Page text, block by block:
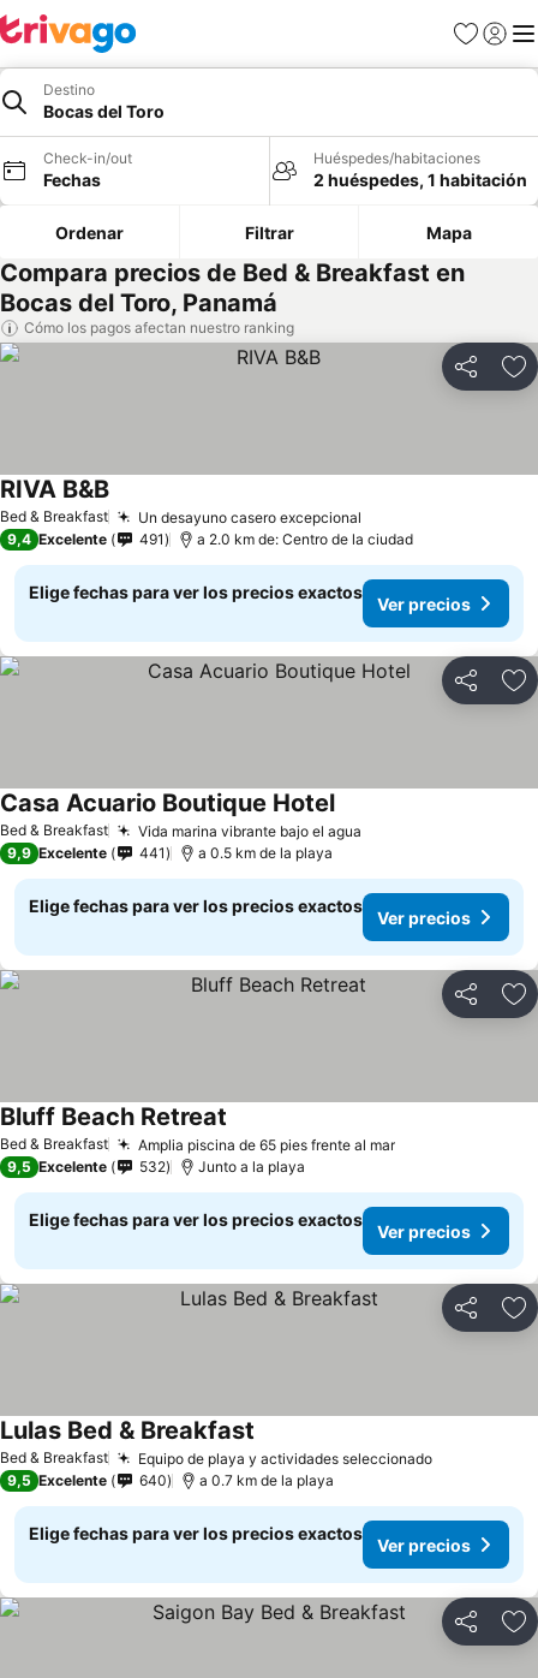
Favoritos
Iniciar
Destino
Bocas del Toro
Check-in/out
Fechas
Huéspedes/habitaciones
2 huéspedes, 1 habitación
Ordenar Filtrar Mapa
Compara precios de Bed & Breakfast en
Bocas del Toro, Panamá
Cómo los pagos afectan nuestro ranking
Compartir
Bed & Breakfast Un desayuno casero excepcional
RIVA B&BVer precios
9,4 Excelente 491 a 2.0 km de: Centro de la ciudad
Elige fechas para ver los precios exactos
Ver precios
Compartir
Bed & Breakfast Vida marina vibrante bajo el agua
Casa Acuario Boutique HotelVer precios
9,9 Excelente 441 a 0.5 km de la playa
Elige fechas para ver los precios exactos
Ver precios
Compartir
Bed & Breakfast Amplia piscina de 65 pies frente al marVer precios
Bluff Beach Retreat
9,5 Excelente 532 Junto a la playa
Elige fechas para ver los precios exactos
Ver precios
Compartir
Bed & Breakfast Equipo de playa y actividades seleccionadoVer precios
Lulas Bed & Breakfast
9,5 Excelente 640 a 0.7 km de la playa
Elige fechas para ver los precios exactos
Ver precios
Compartir